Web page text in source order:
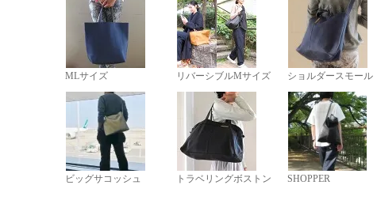
MLサイズ リバーシブルMサイズ ショルダースモール
ビッグサコッシュ トラベリングボストン SHOPPER